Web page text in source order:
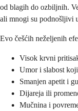
od blagih do ozbiljnih.
ali mnogi su podnošljivi
Evo češćih neželjenih
Visok krvni
Umor i slabost
Smanjen apetit i
Dijareja ili
Mučnina i